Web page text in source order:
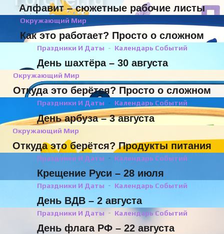
Алфавит – сюжетные рабочие листы
Окружающий Мир
Как это работает? Просто о сложном
Праздники И Даты Календарь Событий
День шахтёра – 30 августа
Окружающий Мир
Откуда это берётся? Просто о сложном
Праздники И Даты Календарь Событий
День арбуза – 3 августа
Окружающий Мир
Откуда это берётся? Продукты питания
Праздники И Даты Календарь Событий
Крещение Руси – 28 июля
Праздники И Даты Календарь Событий
День ВДВ – 2 августа
Праздники И Даты Календарь Событий
День флага РФ – 22 августа